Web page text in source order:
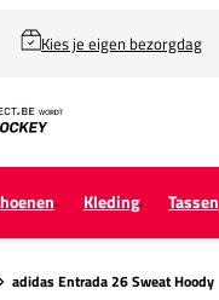
Kies je eigen bezorgdag
Kleding Tassen
adidas Entrada 26 Sweat Hoody